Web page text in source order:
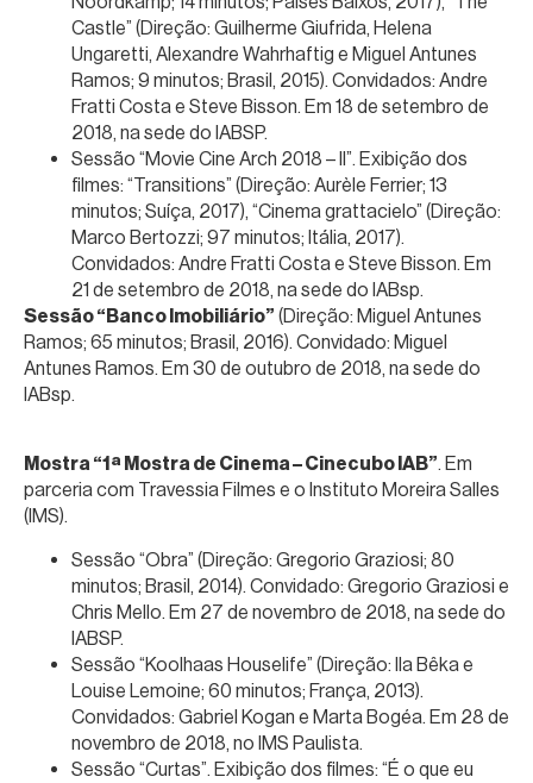
Castle” (Direção: Guilherme Giufrida, Helena
Ungaretti, Alexandre Wahrhaftig e Miguel Antunes
Ramos; 9 minutos; Brasil, 2015). Convidados: Andre
Fratti Costa e Steve Bisson. Em 18 de setembro de
2018, na sede do IABSP.
Sessão “Movie Cine Arch 2018 – II”. Exibição dos
filmes: “Transitions” (Direção: Aurèle Ferrier; 13
minutos; Suíça, 2017), “Cinema grattacielo” (Direção:
Marco Bertozzi; 97 minutos; Itália, 2017).
Convidados: Andre Fratti Costa e Steve Bisson. Em
21 de setembro de 2018, na sede do IABsp.
Sessão “Banco Imobiliário” (Direção: Miguel Antunes
Ramos; 65 minutos; Brasil, 2016). Convidado: Miguel
Antunes Ramos. Em 30 de outubro de 2018, na sede do
IABsp.
Mostra “1ª Mostra de Cinema – Cinecubo IAB”. Em
parceria com Travessia Filmes e o Instituto Moreira Salles
(IMS).
Sessão “Obra” (Direção: Gregorio Graziosi; 80
minutos; Brasil, 2014). Convidado: Gregorio Graziosi e
Chris Mello. Em 27 de novembro de 2018, na sede do
IABSP.
Sessão “Koolhaas Houselife” (Direção: Ila Bêka e
Louise Lemoine; 60 minutos; França, 2013).
Convidados: Gabriel Kogan e Marta Bogéa. Em 28 de
novembro de 2018, no IMS Paulista.
Sessão “Curtas”. Exibição dos filmes: “É o que eu